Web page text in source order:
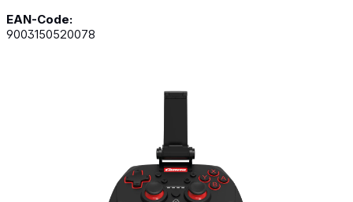
EAN-Code:
9003150520078